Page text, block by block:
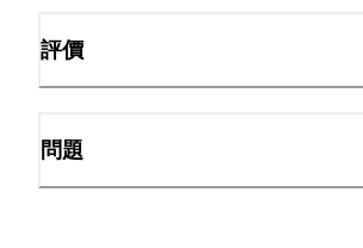
評價
問題